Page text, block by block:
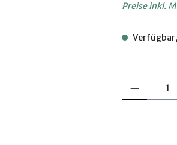
Preise inkl.